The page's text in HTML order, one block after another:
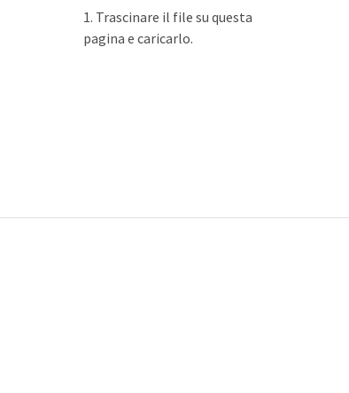
Trascinare il file su questa
pagina e caricarlo.